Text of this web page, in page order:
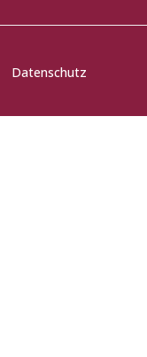
Datenschutz